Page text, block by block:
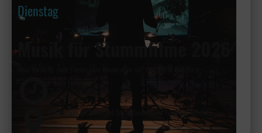
Dienstag
Musik für Stummfilme 2026
Hochschule für Musik und Darstellende Kunst Frankfurt am Main